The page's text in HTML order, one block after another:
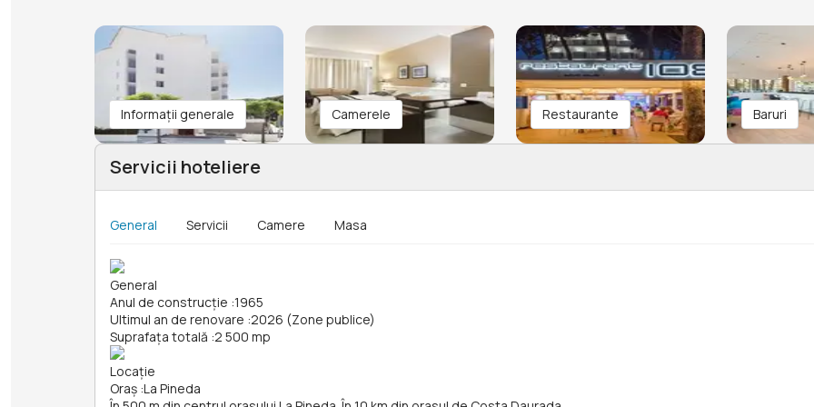
Informații generale Camerele Restaurante Baruri
Servicii hoteliere
General Servicii Camere Masa
General
Anul de construcție :1965
Ultimul an de renovare :2026 (Zone publice)
Suprafața totală :2 500 mp
Locație
Oraș :La Pineda